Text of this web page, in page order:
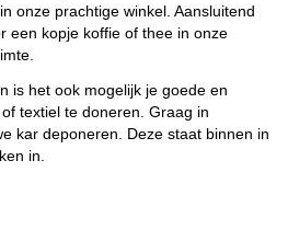
onze prachtige winkel. Aansluitend
een kopje koffie of thee in onze
is het ook mogelijk je goede en
textiel te doneren. Graag in
kar deponeren. Deze staat binnen in
in.